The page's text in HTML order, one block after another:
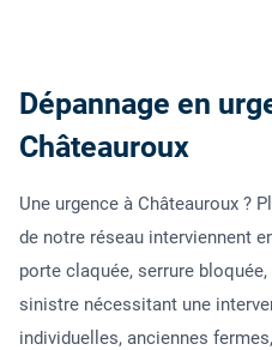
Dépannage en
Châteauroux
Une urgence à Châteauroux ?
de notre réseau interviennent
porte claquée, serrure
sinistre nécessitant une
individuelles, anciennes